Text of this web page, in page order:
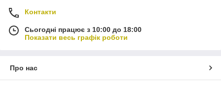
Контакти
Сьогодні працює з 10:00 до 18:00
Показати весь графік роботи
Про нас